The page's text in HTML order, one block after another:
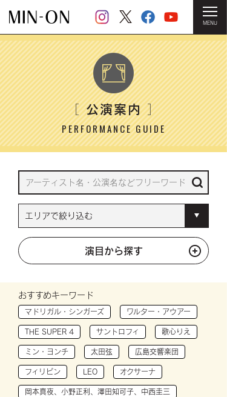
MENU
HOME ＞ 公演案内
［公演案内］
PERFORMANCE GUIDE
演目から探す
おすすめキーワード
マドリガル・シンガーズ ワルター・アウアー
THE SUPER 4 サントロフィ 歌心りえ
ミン・ヨンチ 太田弦 広島交響楽団
フィリピン LEO オクサーナ
岡本真夜、小野正利、澤田知可子、中西圭三